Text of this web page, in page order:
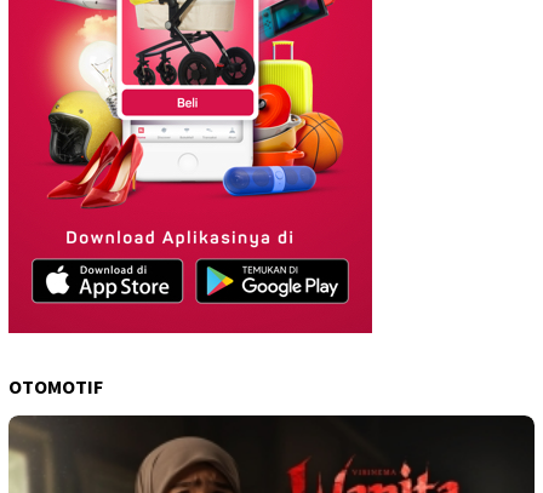
OTOMOTIF